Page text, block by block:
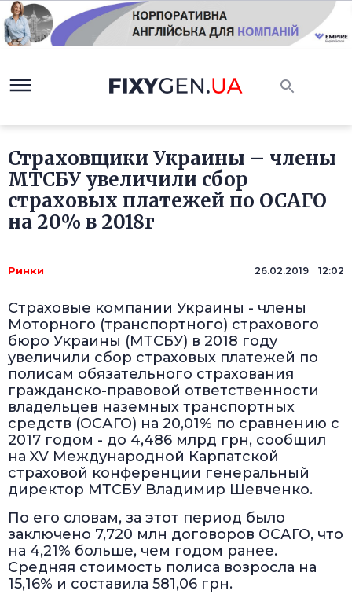
Страховщики Украины – члены
МТСБУ увеличили сбор
страховых платежей по ОСАГО
на 20% в 2018г
Ринки 26.02.2019 12:02
Страховые компании Украины - члены
Моторного (транспортного) страхового
бюро Украины (МТСБУ) в 2018 году
увеличили сбор страховых платежей по
полисам обязательного страхования
гражданско-правовой ответственности
владельцев наземных транспортных
средств (ОСАГО) на 20,01% по сравнению с
2017 годом - до 4,486 млрд грн, сообщил
на XV Международной Карпатской
страховой конференции генеральный
директор МТСБУ Владимир Шевченко.
По его словам, за этот период было
заключено 7,720 млн договоров ОСАГО, что
на 4,21% больше, чем годом ранее.
Средняя стоимость полиса возросла на
15,16% и составила 581,06 грн.